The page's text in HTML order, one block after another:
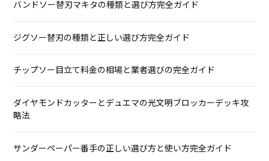
バンドソー替刃マキタの種類と選び方完全ガイド
ジグソー替刃の種類と正しい選び方完全ガイド
チップソー目立て料金の相場と業者選びの完全ガイド
ダイヤモンドカッターとデュエマの光文明ブロッカーデッキ攻
略法
サンダーペーパー番手の正しい選び方と使い方完全ガイド